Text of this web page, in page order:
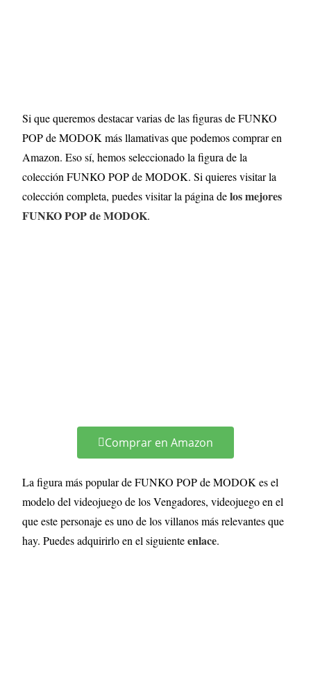
Si que queremos destacar varias de las figuras de FUNKO
POP de MODOK más llamativas que podemos comprar en
Amazon. Eso sí, hemos seleccionado la figura de la
colección FUNKO POP de MODOK. Si quieres visitar la
colección completa, puedes visitar la página delos mejores
FUNKO POP de MODOK.
Comprar en Amazon
La figura más popular de FUNKO POP de MODOK es el
modelo del videojuego de los Vengadores, videojuego en el
que este personaje es uno de los villanos más relevantes que
hay. Puedes adquirirlo en el siguienteenlace.